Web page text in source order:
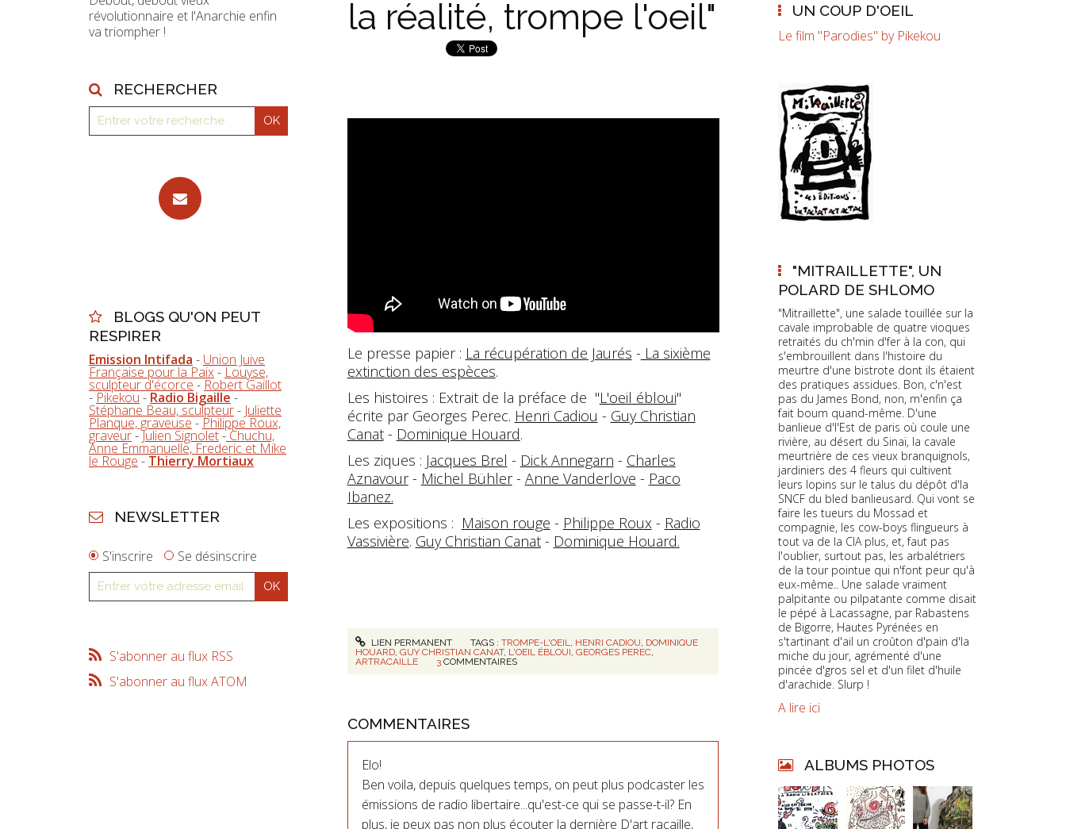
révolutionnaire et l'Anarchie enfin
va triompher !
RECHERCHER
BLOGS QU'ON PEUT
RESPIRER
Emission Intifada - Union Juive
Française pour la Paix- Louyse,
sculpteur d'écorce - Robert Gaillot
- Pikekou - Radio Bigaille -
Stéphane Beau, sculpteur- Juliette
Planque, graveuse - Philippe Roux,
graveur-Julien Signolet- Chuchu,
Anne Emmanuelle, Frederic et Mike
le Rouge - Thierry Mortiaux
NEWSLETTER
S'inscrire Se désinscrire
S'abonner au flux RSS
S'abonner au flux ATOM
la réalité, trompe l'oeil"
Le presse papier : La récupération de Jaurés - La sixième
extinction des espèces.
Les histoires : Extrait de la préface de "L'oeil ébloui"
écrite par Georges Perec. Henri Cadiou - Guy Christian
Canat- Dominique Houard.
Les ziques : Jacques Brel - Dick Annegarn - Charles
Aznavour- Michel Bühler- Anne Vanderlove - Paco
Ibanez.
Les expositions : Maison rouge - Philippe Roux - Radio
Vassivière. Guy Christian Canat- Dominique Houard.
LIEN PERMANENT TAGS :TROMPE-L'OEIL, HENRI CADIOU, DOMINIQUE
HOUARD, GUY CHRISTIAN CANAT, L'OEIL ÉBLOUI, GEORGES PEREC,
ARTRACAILLE
3 COMMENTAIRES
COMMENTAIRES
Elo!
Ben voila, depuis quelques temps, on peut plus podcaster les
émissions de radio libertaire...qu'est-ce qui se passe-t-il? En
plus, je peux pas non plus écouter la dernière D'art racaille,
UN COUP D'OEIL
Le film "Parodies" by Pikekou
"MITRAILLETTE", UN
POLARD DE SHLOMO
"Mitraillette", une salade touillée sur la
cavale improbable de quatre vioques
retraités du ch'min d'fer à la con, qui
s'embrouillent dans l'histoire du
meurtre d'une bistrote dont ils étaient
des pratiques assidues. Bon, c'n'est
pas du James Bond, non, m'enfin ça
fait boum quand-même. D'une
banlieue d'l'Est de paris où coule une
rivière, au désert du Sinaï, la cavale
meurtrière de ces vieux branquignols,
jardiniers des 4 fleurs qui cultivent
leurs lopins sur le talus du dépôt d'la
SNCF du bled banlieusard. Qui vont se
faire les tueurs du Mossad et
compagnie, les cow-boys flingueurs à
tout va de la CIA plus, et, faut pas
l'oublier, surtout pas, les arbalétriers
de la tour pointue qui n'font peur qu'à
eux-même.. Une salade vraiment
palpitante ou pilpatante comme disait
le pépé à Lacassagne, par Rabastens
de Bigorre, Hautes Pyrénées en
s'tartinant d'ail un croûton d'pain d'la
miche du jour, agrémenté d'une
pincée d'gros sel et d'un filet d'huile
d'arachide. Slurp !
A lire ici
ALBUMS PHOTOS